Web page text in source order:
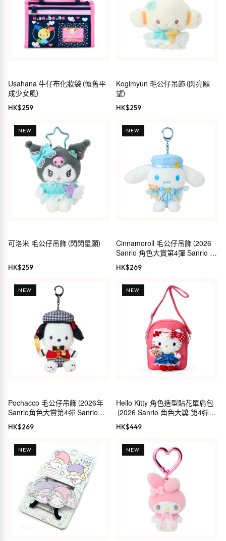
Usahana 牛仔布化妝袋（懷舊平
成少女風）
HK$259
Kogimyun 毛公仔吊飾（閃亮願
望）
HK$259
NEW
可洛米 毛公仔吊飾（閃閃星願）
HK$259
NEW
Cinnamoroll 毛公仔吊飾（2026
Sanrio 角色大賞第4彈 Sanrio 穿
搭系列）
HK$269
NEW
Pochacco 毛公仔吊飾（2026年
Sanrio角色大賞第4彈 Sanrio穿
搭系列）
HK$269
NEW
Hello Kitty 角色造型貼花單肩包
（2026 Sanrio 角色大獎 第4彈
Sanrio 穿搭系列）
HK$449
NEW NEW